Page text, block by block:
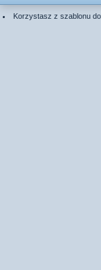
Korzystasz z szablonu